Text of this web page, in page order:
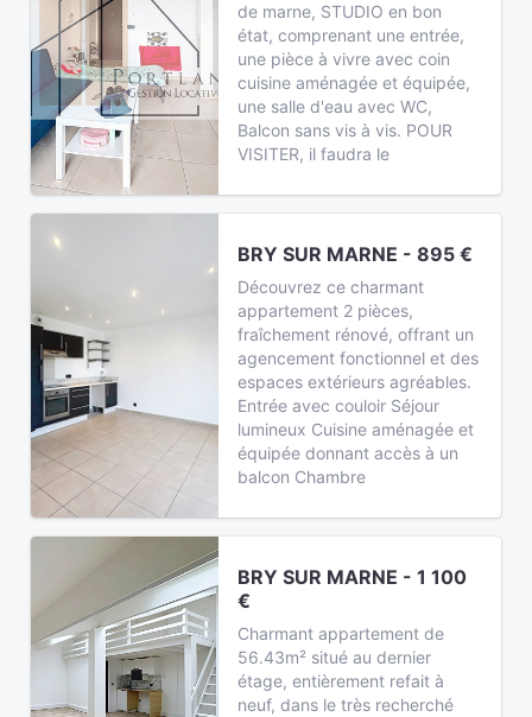
de marne, STUDIO en bon
état, comprenant une entrée,
une pièce à vivre avec coin
cuisine aménagée et équipée,
une salle d'eau avec WC,
Balcon sans vis à vis. POUR
VISITER, il faudra le
BRY SUR MARNE - 895 €
Découvrez ce charmant
appartement 2 pièces,
fraîchement rénové, offrant un
agencement fonctionnel et des
espaces extérieurs agréables.
Entrée avec couloir Séjour
lumineux Cuisine aménagée et
équipée donnant accès à un
balcon Chambre
BRY SUR MARNE - 1 100
€
Charmant appartement de
56.43m² situé au dernier
étage, entièrement refait à
neuf, dans le très recherché